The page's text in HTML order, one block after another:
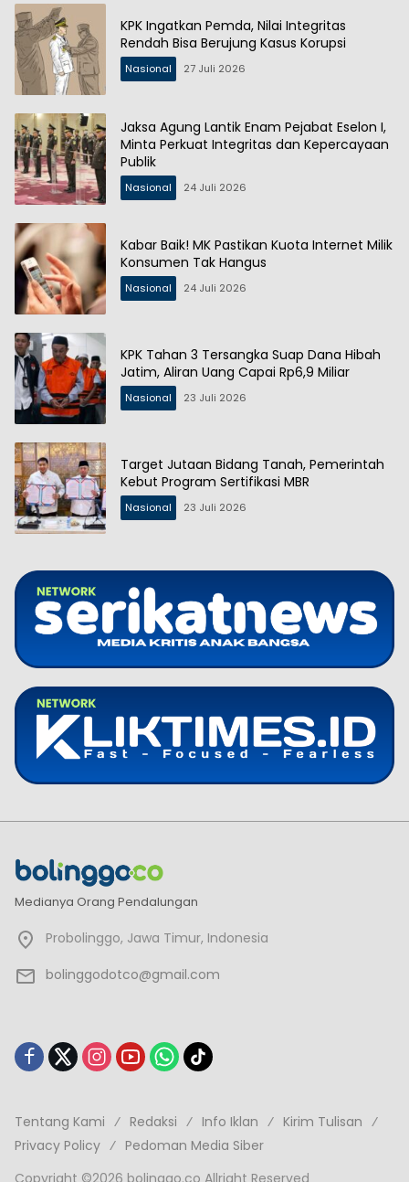
KPK Ingatkan Pemda, Nilai Integritas
Rendah Bisa Berujung Kasus Korupsi
Nasional 27 Juli 2026
Jaksa Agung Lantik Enam Pejabat Eselon I,
Minta Perkuat Integritas dan Kepercayaan
Publik
Nasional 24 Juli 2026
Kabar Baik! MK Pastikan Kuota Internet Milik
Konsumen Tak Hangus
Nasional 24 Juli 2026
KPK Tahan 3 Tersangka Suap Dana Hibah
Jatim, Aliran Uang Capai Rp6,9 Miliar
Nasional 23 Juli 2026
Target Jutaan Bidang Tanah, Pemerintah
Kebut Program Sertifikasi MBR
Nasional 23 Juli 2026
Medianya Orang Pendalungan
Probolinggo, Jawa Timur, Indonesia
bolinggodotco@gmail.com
Tentang Kami Redaksi Info Iklan
Kirim Tulisan
Privacy Policy
Pedoman Media Siber